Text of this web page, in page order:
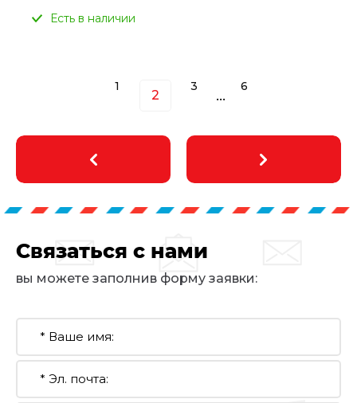
Есть в наличии
1
2
3
...
6
Связаться с нами
вы можете заполнив форму заявки: